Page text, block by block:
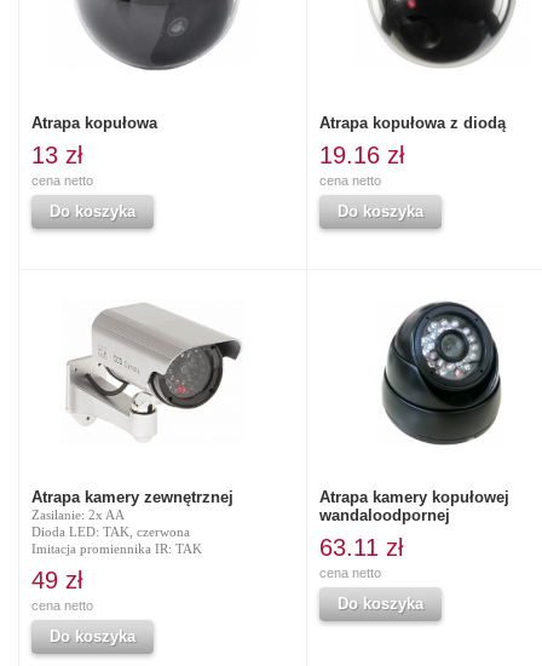
Atrapa kopułowa
13 zł
cena netto
Do koszyka
Atrapa kopułowa z diodą
19.16 zł
cena netto
Do koszyka
Atrapa kamery zewnętrznej
Zasilanie: 2x AA
Dioda LED: TAK, czerwona
Imitacja promiennika IR: TAK
49 zł
cena netto
Do koszyka
Atrapa kamery kopułowej
wandaloodpornej
63.11 zł
cena netto
Do koszyka